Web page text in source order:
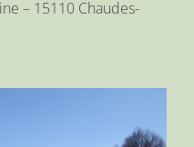
– 15110 Chaudes-